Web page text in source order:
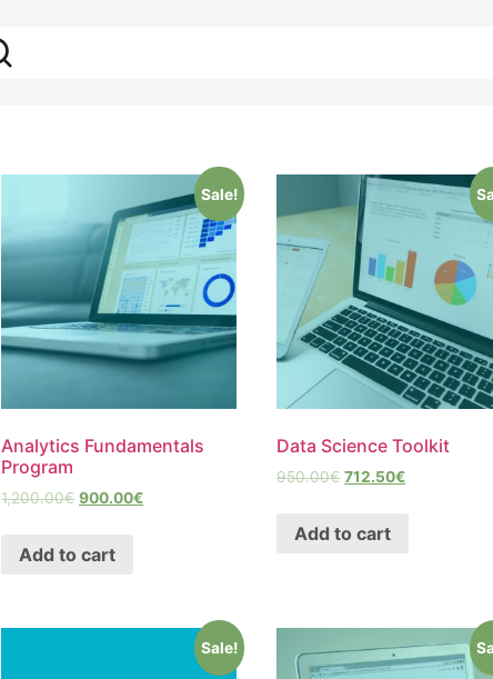
Sale!
Analytics Fundamentals
Program
1,200.00€ 900.00€
Add to cart
Data Science Toolkit
950.00€ 712.50€
Add to cart
Sale!